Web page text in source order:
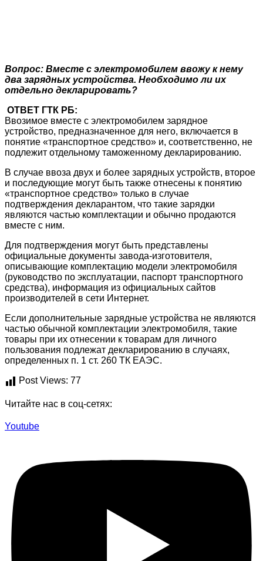
Вопрос: Вместе с электромобилем ввожу к нему
два зарядных устройства. Необходимо ли их
отдельно декларировать?
ОТВЕТ ГТК РБ:
Ввозимое вместе с электромобилем зарядное
устройство, предназначенное для него, включается в
понятие «транспортное средство» и, соответственно, не
подлежит отдельному таможенному декларированию.
В случае ввоза двух и более зарядных устройств, второе
и последующие могут быть также отнесены к понятию
«транспортное средство» только в случае
подтверждения декларантом, что такие зарядки
являются частью комплектации и обычно продаются
вместе с ним.
Для подтверждения могут быть представлены
официальные документы завода-изготовителя,
описывающие комплектацию модели электромобиля
(руководство по эксплуатации, паспорт транспортного
средства), информация из официальных сайтов
производителей в сети Интернет.
Если дополнительные зарядные устройства не являются
частью обычной комплектации электромобиля, такие
товары при их отнесении к товарам для личного
пользования подлежат декларированию в случаях,
определенных п. 1 ст. 260 ТК ЕАЭС.
Post Views: 77
Читайте нас в соц-сетях:
Youtube